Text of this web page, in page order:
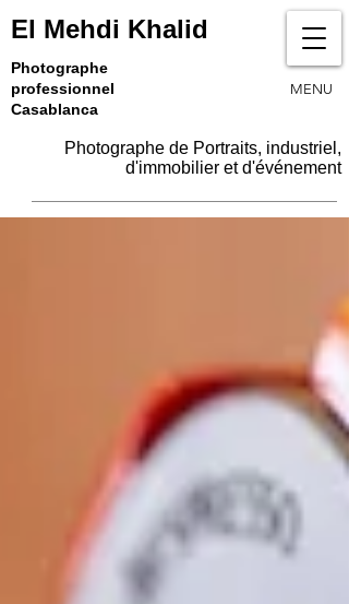
El Mehdi Khalid
Photographe
professionnel
Casablanca
MENU
Photographe de Portraits, industriel,
d'immobilier et d'événement